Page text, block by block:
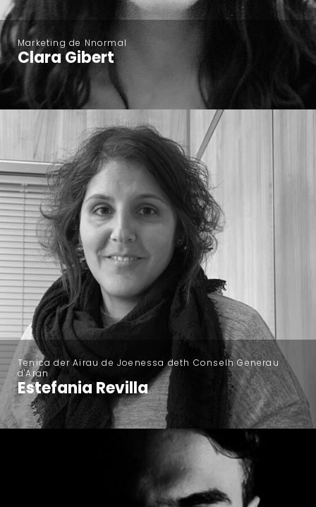
Marketing de Nnormal
Clara Gibert
Tenica der Airau de Joenessa deth Conselh Generau
d'Aran
Estefania Revilla